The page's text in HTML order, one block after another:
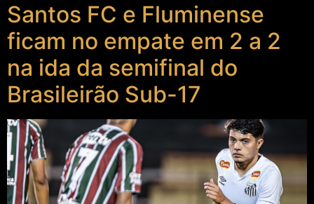
Santos FC e Fluminense
ficam no empate em 2 a 2
na ida da semifinal do
Brasileirão Sub-17